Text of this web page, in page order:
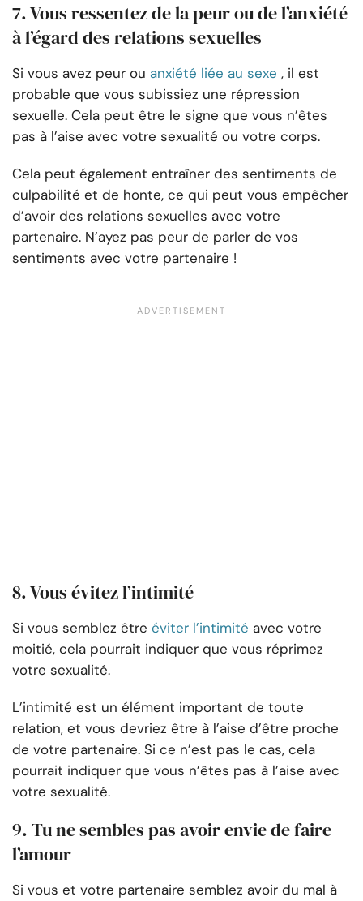
7. Vous ressentez de la peur ou de l’anxiété
à l’égard des relations sexuelles
Si vous avez peur ou anxiété liée au sexe , il est
probable que vous subissiez une répression
sexuelle. Cela peut être le signe que vous n’êtes
pas à l’aise avec votre sexualité ou votre corps.
Cela peut également entraîner des sentiments de
culpabilité et de honte, ce qui peut vous empêcher
d’avoir des relations sexuelles avec votre
partenaire. N’ayez pas peur de parler de vos
sentiments avec votre partenaire !
8. Vous évitez l’intimité
Si vous semblez être éviter l’intimité avec votre
moitié, cela pourrait indiquer que vous réprimez
votre sexualité.
L’intimité est un élément important de toute
relation, et vous devriez être à l’aise d’être proche
de votre partenaire. Si ce n’est pas le cas, cela
pourrait indiquer que vous n’êtes pas à l’aise avec
votre sexualité.
9. Tu ne sembles pas avoir envie de faire
l’amour
Si vous et votre partenaire semblez avoir du mal à